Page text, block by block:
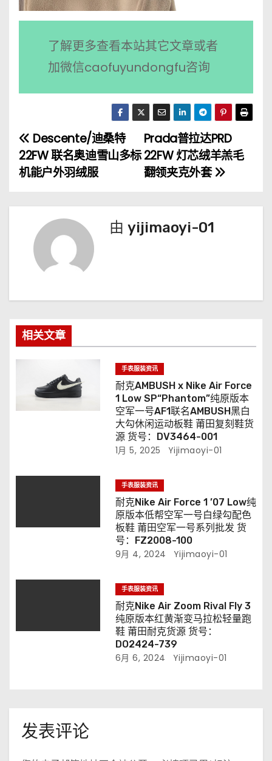
了解更多查看本站其它文章或者
加微信caofuyundongfu咨询
文
章
Prada普拉达PRD
22FW 灯芯绒羊羔毛
翻领夹克外套
Descente/迪桑特
22FW 联名奥迪雪山多标
机能户外羽绒服
由 yijimaoyi-01
相关文章
手表服装资讯
耐克AMBUSH x Nike Air Force
1 Low SP“Phantom”纯原版本
空军一号AF1联名AMBUSH黑白
大勾休闲运动板鞋 莆田复刻鞋货
源 货号：DV3464-001
1月 5, 2025 Yijimaoyi-01
手表服装资讯
耐克Nike Air Force 1 ’07 Low纯
原版本低帮空军一号白绿勾配色
板鞋 莆田空军一号系列批发 货
号：FZ2008-100
9月 4, 2024 Yijimaoyi-01
手表服装资讯
耐克Nike Air Zoom Rival Fly 3
纯原版本红黄渐变马拉松轻量跑
鞋 莆田耐克货源 货号：
DO2424-739
6月 6, 2024 Yijimaoyi-01
发表评论